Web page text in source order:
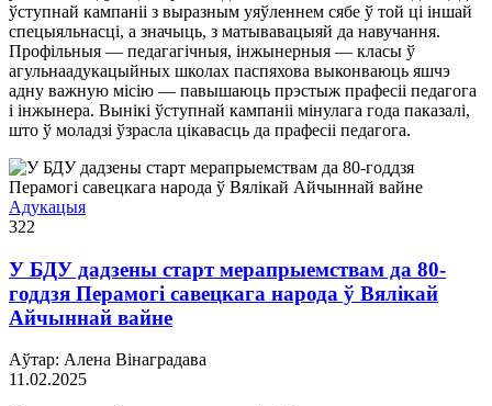
ўступнай кампаніі з выразным уяўленнем сябе ў той ці іншай
спецыяльнасці, а значыць, з матывавацыяй да навучання.
Профільныя — педагагічныя, інжынерныя — класы ў
агульнаадукацыйных школах паспяхова выконваюць яшчэ
адну важную місію — павышаюць прэстыж прафесіі педагога
і інжынера. Вынікі ўступнай кампаніі мінулага года паказалі,
што ў моладзі ўзрасла цікавасць да прафесіі педагога.
Адукацыя
322
У БДУ дадзены старт мерапрыемствам да 80-
годдзя Перамогі савецкага народа ў Вялікай
Айчыннай вайне
Аўтар: Алена Вінаградава
11.02.2025